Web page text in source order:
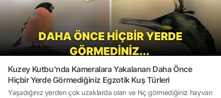
Kuzey Kutbu'nda Kameralara Yakalanan Daha Önce
Hiçbir Yerde Görmediğiniz Egzotik Kuş Türleri
Yaşadığınız yerden çok uzaklarda olan ve hiç görmediğiniz hayvan